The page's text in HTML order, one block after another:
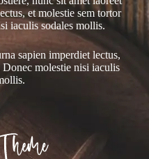
et molestie sem tortor
iaculis sodales mollis.
sapien imperdiet lectus,
molestie nisi iaculis